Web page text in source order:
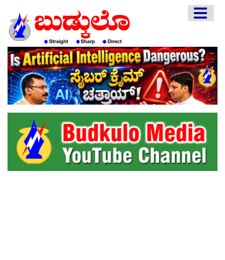
EDITORIAL
ENGLISH
KANNADA
INTERVIEWS
LITERATURE
ENTERTAINMENT
HEALTH